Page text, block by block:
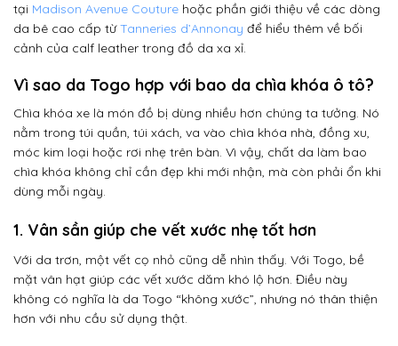
tại Madison Avenue Couture hoặc phần giới thiệu về các dòng
da bê cao cấp từTanneries d’Annonay để hiểu thêm về bối
cảnh của calf leather trong đồ da xa xỉ.
Vì sao da Togo hợp với bao da chìa khóa ô tô?
Chìa khóa xe là món đồ bị dùng nhiều hơn chúng ta tưởng. Nó
nằm trong túi quần, túi xách, va vào chìa khóa nhà, đồng xu,
móc kim loại hoặc rơi nhẹ trên bàn. Vì vậy, chất da làm bao
chìa khóa không chỉ cần đẹp khi mới nhận, mà còn phải ổn khi
dùng mỗi ngày.
1. Vân sần giúp che vết xước nhẹ tốt hơn
Với da trơn, một vết cọ nhỏ cũng dễ nhìn thấy. Với Togo, bề
mặt vân hạt giúp các vết xước dăm khó lộ hơn. Điều này
không có nghĩa là da Togo “không xước”, nhưng nó thân thiện
hơn với nhu cầu sử dụng thật.